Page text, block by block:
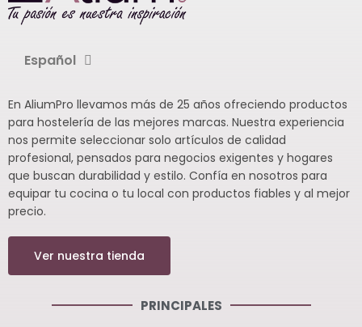
Español
En AliumPro llevamos más de 25 años ofreciendo productos
para hostelería de las mejores marcas. Nuestra experiencia
nos permite seleccionar solo artículos de calidad
profesional, pensados para negocios exigentes y hogares
que buscan durabilidad y estilo. Confía en nosotros para
equipar tu cocina o tu local con productos fiables y al mejor
precio.
Ver nuestra tienda
PRINCIPALES